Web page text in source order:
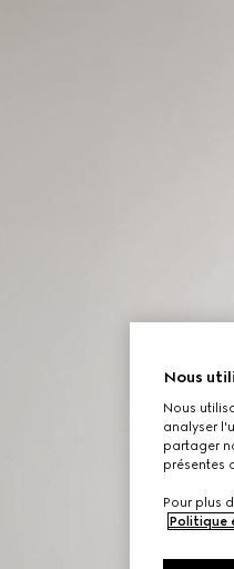
Nous
Nous
analyser
partager
présentes
Pour plus
Politique